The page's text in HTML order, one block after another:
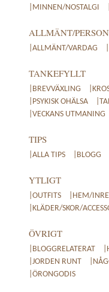
|MINNEN/NOSTALGI
ALLMÄNT/
|ALLMÄNT/VARDAG
TANKEFYLLT
|BREVVÄXLING
|PSYKISK OHÄLSA
|VECKANS UTMANING
TIPS
|ALLA TIPS |BLOGG
YTLIGT
|OUTFITS
|HEM/
|KLÄDER/SKOR/
ÖVRIGT
|BLOGGRELATERAT
|JORDEN RUNT
|ÖRONGODIS